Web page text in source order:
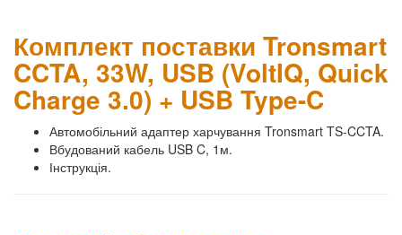
Комплект поставки Tronsmart
CCTA, 33W, USB (VoltIQ, Quick
Charge 3.0) + USB Type-C
Автомобільний адаптер харчування Tronsmart TS-CCTA.
Вбудований кабель USB C, 1м.
Інструкція.